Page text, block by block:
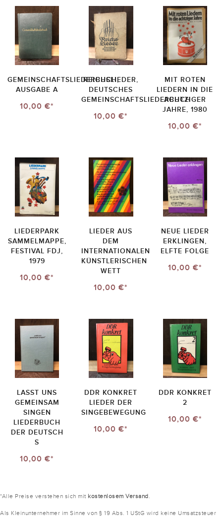
GEMEINSCHAFTSLIEDERBUCH,
AUSGABE A
10,00 €*
REICHSLIEDER,
DEUTSCHES
GEMEINSCHAFTSLIEDERBUCH
10,00 €*
MIT ROTEN
LIEDERN IN DIE
ACHTZIGER
JAHRE, 1980
10,00 €*
LIEDERPARK
SAMMELMAPPE,
FESTIVAL FDJ,
1979
10,00 €*
LIEDER AUS
DEM
INTERNATIONALEN
KÜNSTLERISCHEN
WETT
10,00 €*
NEUE LIEDER
ERKLINGEN,
ELFTE FOLGE
10,00 €*
LASST UNS G
EMEINSAM S
INGEN L
IEDERBUCH D
ER DEUTSCH S
10,00 €*
DDR KONKRET
LIEDER DER
SINGEBEWEGUNG
10,00 €*
DDR KONKRET
2
10,00 €*
*Alle Preise verstehen sich mit kostenlosem Versand.
Als Kleinunternehmer im Sinne von § 19 Abs. 1 UStG wird keine Umsatzsteuer